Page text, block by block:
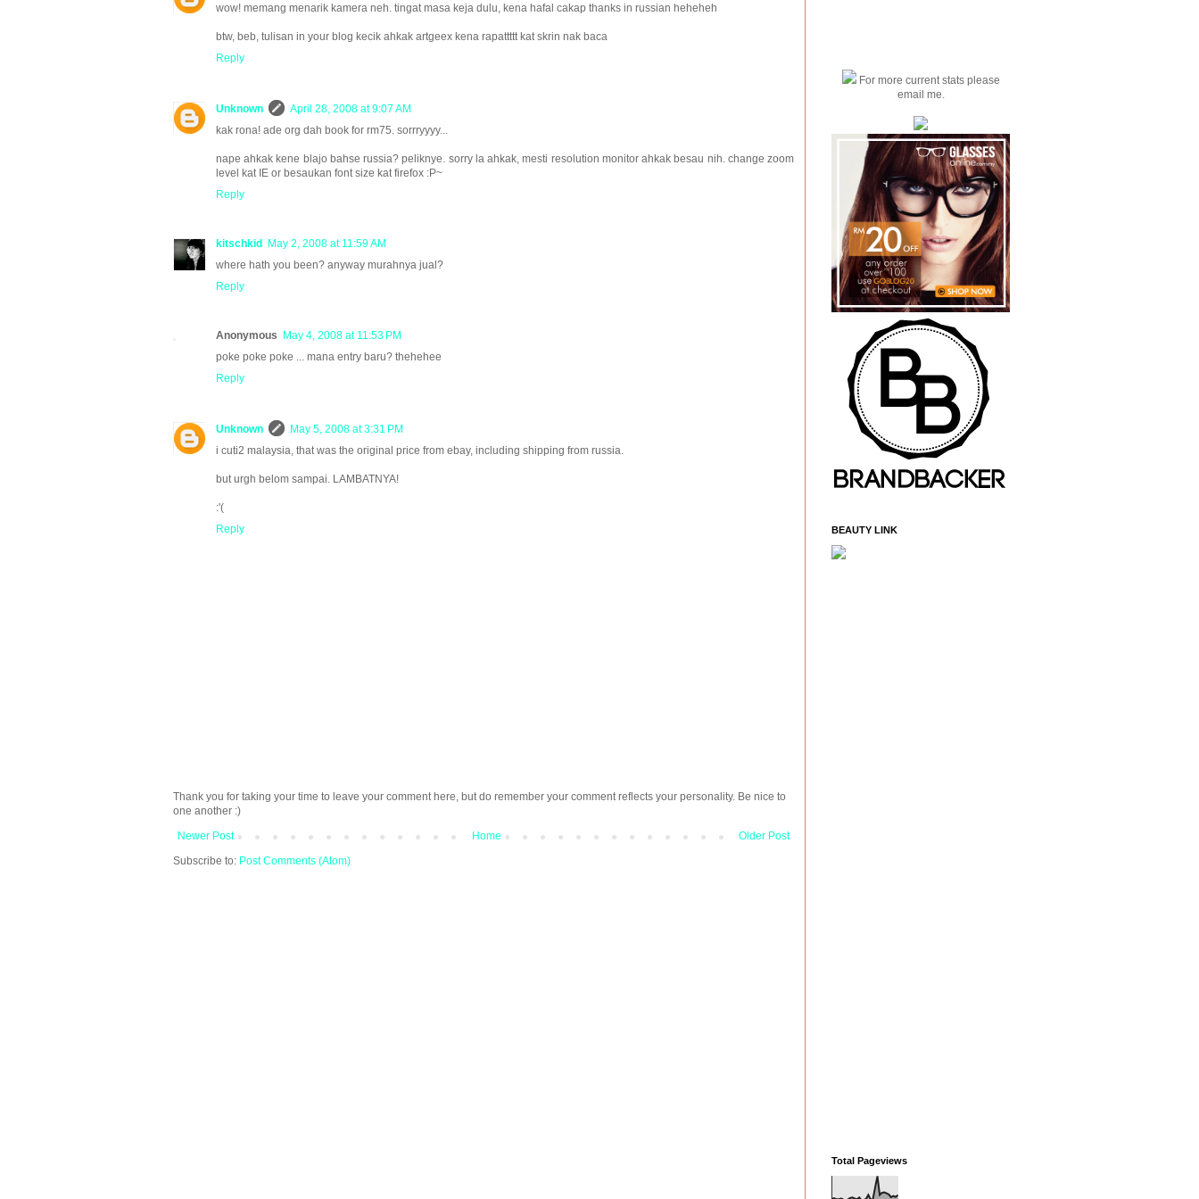
wow! memang menarik kamera neh. tingat masa keja dulu, kena hafal cakap thanks in russian heheheh
btw, beb, tulisan in your blog kecik ahkak artgeex kena rapattttt kat skrin nak baca
Reply
Unknown
April 28, 2008 at 9:07 AM
kak rona! ade org dah book for rm75. sorrryyyy...
nape ahkak kene blajo bahse russia? peliknye. sorry la ahkak, mesti resolution monitor ahkak besau nih. change zoom
level kat IE or besaukan font size kat firefox :P~
Reply
kitschkid May 2, 2008 at 11:59 AM
where hath you been? anyway murahnya jual?
Reply
Anonymous May 4, 2008 at 11:53 PM
poke poke poke ... mana entry baru? thehehee
Reply
Unknown
May 5, 2008 at 3:31 PM
i cuti2 malaysia, that was the original price from ebay, including shipping from russia.
but urgh belom sampai. LAMBATNYA!
:'(
Reply
Thank you for taking your time to leave your comment here, but do remember your comment reflects your personality. Be nice to
one another :)
Newer Post
Older Post
Home
Subscribe to: Post Comments (Atom)
For more current stats please
email me.
BEAUTY LINK
Total Pageviews